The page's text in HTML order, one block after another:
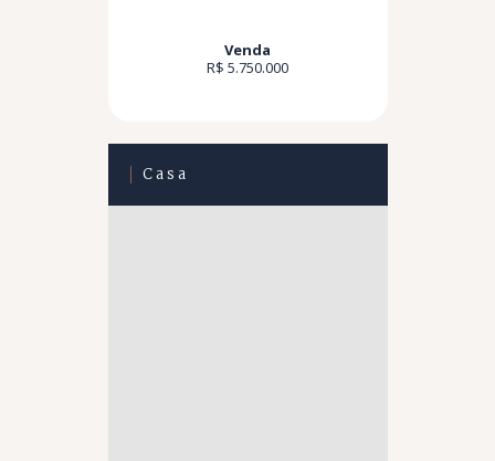
Venda
R$ 5.750.000
Casa